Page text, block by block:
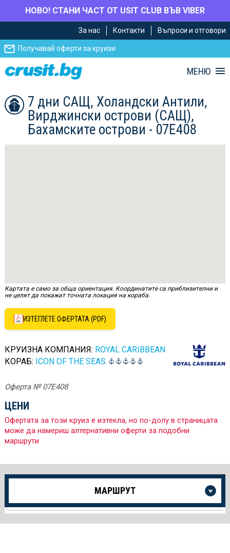
НОВО! СТАНИ ЧАСТ ОТ USIT CLUB ВЪВ VIBER
главното
съдържание
Навигацията
За нас Контакти Въпроси и отговори
Получавай оферти за круизи
МЕНЮ
7 дни САЩ, Холандски Антили,
Вирджински острови (САЩ),
Бахамските острови - 07E408
Картата е само за обща ориентация. Координатите са приблизителни и
не целят да покажат точната локация на кораба.
ИЗТЕГЛЕТЕ ОФЕРТАТА (PDF)
КРУИЗНА КОМПАНИЯ: ROYAL CARIBBEAN
КОРАБ: ICON OF THE SEAS
Оферта № 07E408
ЦЕНИ
Офертата за този круиз е изтекла, но по-долу в страницата
може да намериш алтернативни оферти за подобни
маршрути
Още
за
Круиза
МАРШРУТ